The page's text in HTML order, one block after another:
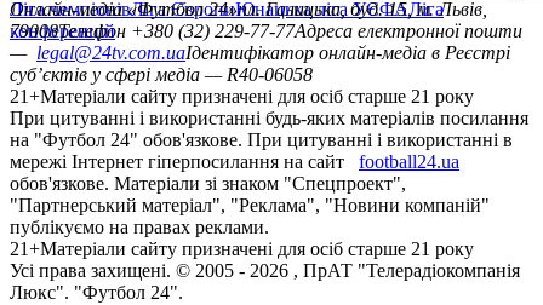
Ліга чемпіонівЛіга ЄвропиЮнацька ліга УЄФАЛіга
конференцій
Онлайн-медіа «Футбол 24»пл. Галицька, буд. 15, м. Львів,
79008Телефон +380 (32) 229-77-77Адреса електронної пошти
— legal@24tv.com.uaІдентифікатор онлайн-медіа в Реєстрі
суб’єктів у сфері медіа — R40-06058
21+Матеріали сайту призначені для осіб старше 21 року
При цитуванні і використанні будь-яких матеріалів посилання
на "Футбол 24" обов'язкове. При цитуванні і використанні в
мережі Інтернет гіперпосилання на сайт
football24.ua
обов'язкове. Матеріали зі знаком "Спецпроект",
"Партнерський матеріал", "Реклама", "Новини компаній"
публікуємо на правах реклами.
21+Матеріали сайту призначені для осіб старше 21 року
Усi права захищенi. © 2005 - 2026 , ПрАТ "Телерадіокомпанія
Люкс". "Футбол 24".